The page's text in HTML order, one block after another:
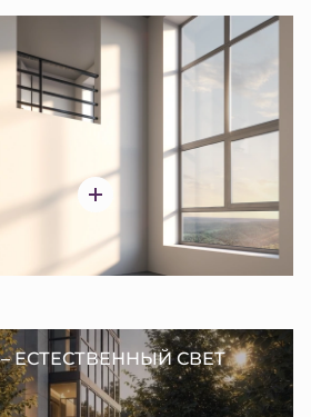
ЕСТЕСТВЕННЫЙ СВЕТ